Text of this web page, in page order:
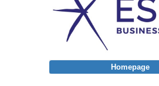
Homepage